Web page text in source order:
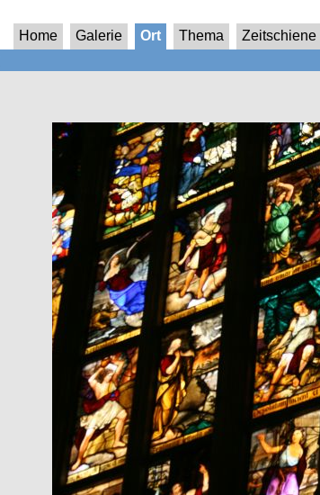
Home Galerie Ort Thema Zeitschiene